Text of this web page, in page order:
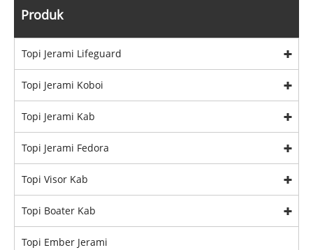
Produk
Topi Jerami Lifeguard
Topi Jerami Koboi
Topi Jerami Kab
Topi Jerami Fedora
Topi Visor Kab
Topi Boater Kab
Topi Ember Jerami